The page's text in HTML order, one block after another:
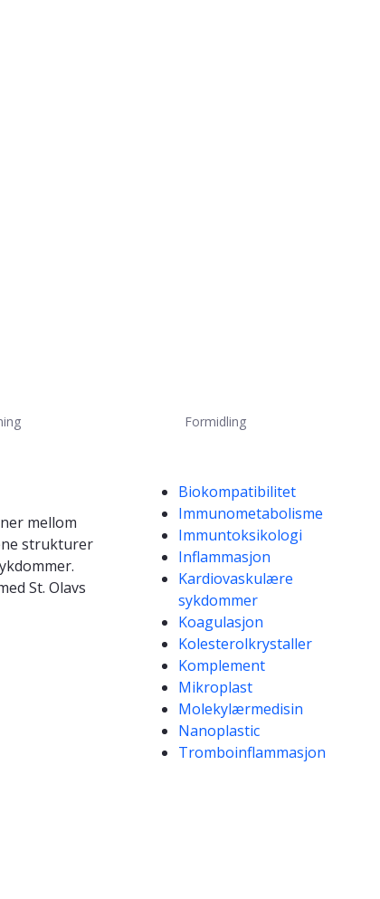
Formidling
mellom
strukturer
St. Olavs
Kompetanseord
Biokompatibilitet
Immunometabolisme
Immuntoksikologi
Inflammasjon
Kardiovaskulære
sykdommer
Koagulasjon
Kolesterolkrystaller
Komplement
Mikroplast
Molekylærmedisin
Nanoplastic
Tromboinflammasjon